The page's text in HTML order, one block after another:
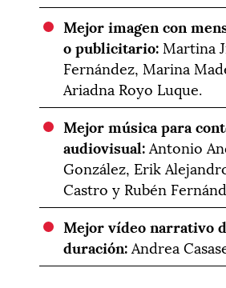
Mejor imagen con
o publicitario: Martina
Fernández, Marina
Ariadna Royo Luque.
Mejor música para
audiovisual:Antonio
González, Erik
Castro y Rubén
Mejor vídeo narrativo
duración:Andrea